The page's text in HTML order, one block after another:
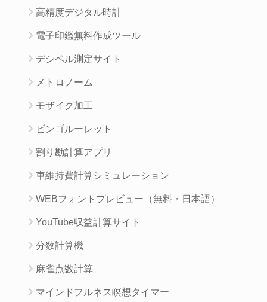
高精度デジタル時計
電子印鑑無料作成ツール
デシベル測定サイト
メトロノーム
モザイク加工
ビンゴルーレット
割り勘計算アプリ
車維持費計算シミュレーション
WEBフォントプレビュー（無料・日本語）
YouTube収益計算サイト
分数計算機
麻雀点数計算
マインドフルネス瞑想タイマー